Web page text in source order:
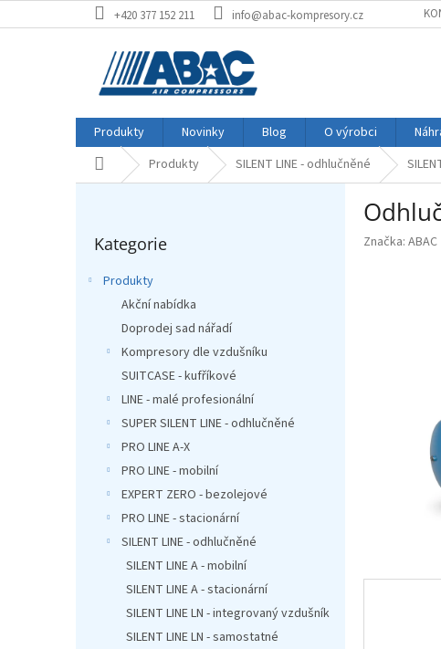
na
+420 377 152 211 info@abac-kompresory.cz
Produkty Novinky Blog O výrobci
Domů Produkty SILENT LINE - odhlučněné
kategorie
Kategorie
Produkty
Akční nabídka
Doprodej sad nářadí
Kompresory dle vzdušníku
SUITCASE - kufříkové
LINE - malé profesionální
SUPER SILENT LINE - odhlučněné
PRO LINE A-X
PRO LINE - mobilní
EXPERT ZERO - bezolejové
PRO LINE - stacionární
SILENT LINE - odhlučněné
SILENT LINE A - mobilní
SILENT LINE A - stacionární
SILENT LINE LN - integrovaný vzdušník
SILENT LINE LN - samostatné
Značka: ABAC